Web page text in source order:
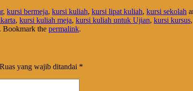
, kursi bermeja, kursi kuliah, kursi lipat kuliah, kursi sekolah
, kursi kuliah meja, kursi kuliah untuk Ujian, kursi kursus,
. Bookmark the permalink.
Ruas yang wajib ditandai *